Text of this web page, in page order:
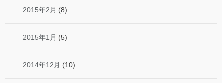
2015年2月 (8)
2015年1月 (5)
2014年12月 (10)